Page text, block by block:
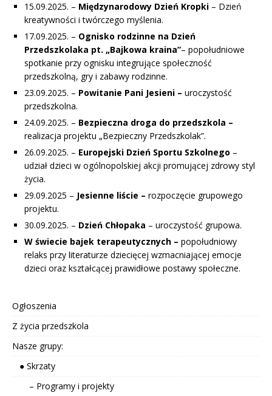
15.09.2025. – Międzynarodowy Dzień Kropki – Dzień
kreatywności i twórczego myślenia.
17.09.2025. – Ognisko rodzinne na Dzień
Przedszkolaka pt. „Bajkowa kraina”– popołudniowe
spotkanie przy ognisku integrujące społeczność
przedszkolną, gry i zabawy rodzinne.
23.09.2025. – Powitanie Pani Jesieni – uroczystość
przedszkolna.
24.09.2025. – Bezpieczna droga do przedszkola –
realizacja projektu „Bezpieczny Przedszkolak”.
26.09.2025. – Europejski Dzień Sportu Szkolnego –
udział dzieci w ogólnopolskiej akcji promującej zdrowy styl
życia.
29.09.2025 – Jesienne liście – rozpoczęcie grupowego
projektu.
30.09.2025. – Dzień Chłopaka – uroczystość grupowa.
W świecie bajek terapeutycznych – popołudniowy
relaks przy literaturze dziecięcej wzmacniającej emocje
dzieci oraz kształcącej prawidłowe postawy społeczne.
Ogłoszenia
Z życia przedszkola
Nasze grupy:
● Skrzaty
– Programy i projekty